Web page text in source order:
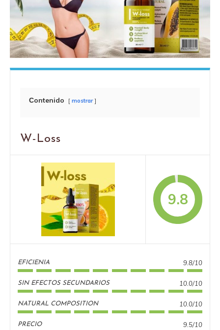
Сontenido mostrar
W-Loss
9.8
EFICIENIA 9.8/10
SIN EFECTOS SECUNDARIOS 10.0/10
NATURAL COMPOSITION 10.0/10
PRECIO 9.5/10